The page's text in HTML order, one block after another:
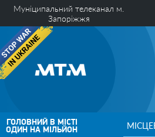
Муніципальний телеканал м.
Запоріжжя
ГОЛОВНИЙ В МІСТІ
ОДИН НА МІЛЬЙОН